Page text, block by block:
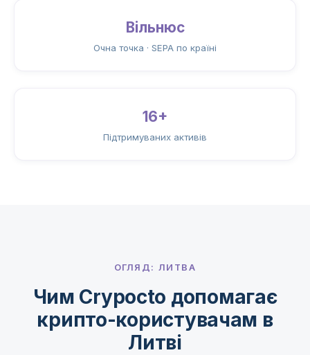
Вільнюс
Очна точка · SEPA по країні
16+
Підтримуваних активів
ОГЛЯД: ЛИТВА
Чим Crypocto допомагає
крипто-користувачам в
Литві